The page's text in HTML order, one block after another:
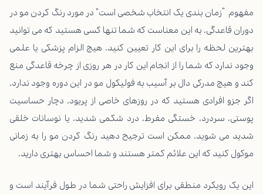
مفهوم “زمان بندی یک انتخاب شخصی است” در مورد رنگ کردن مو در
دوران قاعدگی، به این معناست که شما تنها کسی هستید که می توانید
بهترین لحظه را برای این کار تعیین کنید. هیچ الزام پزشکی یا علمی
وجود ندارد که شما را از انجام این کار در هر روزی از چرخه قاعدگی منع
کند و هیچ مدرکی دال بر آسیب به فولیکول مو در این دوره وجود ندارد.
اگر جزو افرادی هستید که در روزهای خاصی از پریود، دچار حساسیت
پوستی، سردرد، خستگی مفرط، درد شکمی شدید، یا نوسانات خلقی
شدید می شوید، ممکن است ترجیح دهید رنگ کردن مو را به زمانی
موکول کنید که این علائم کمتر هستند و شما احساس بهتری دارید.
این یک رویکرد منطقی برای افزایش راحتی شما در طول فرآیند است و